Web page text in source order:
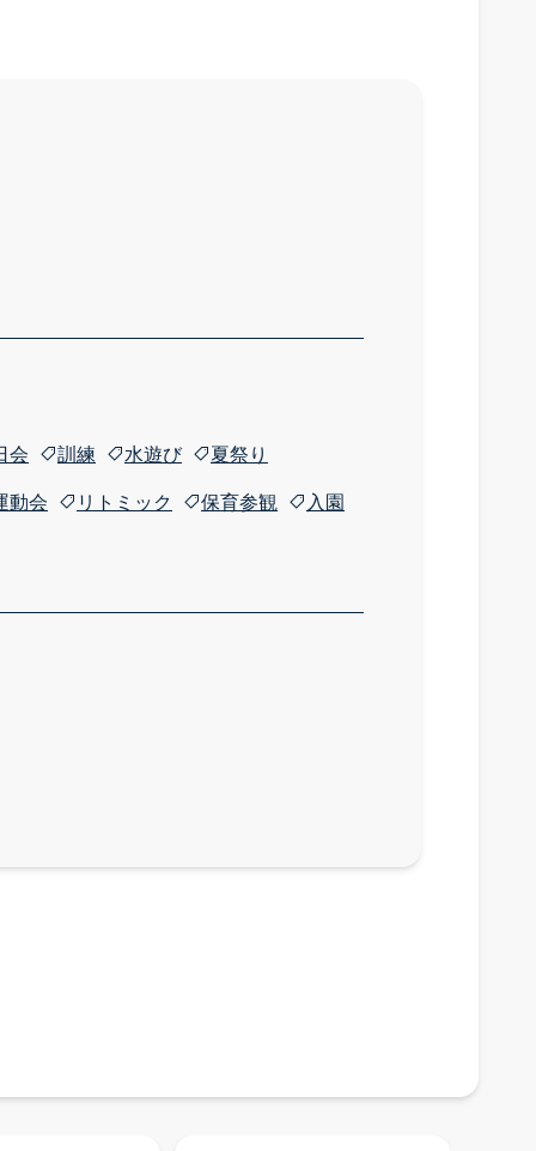
会 訓練 水遊び
夏祭り
動会
リトミック 保育参観 入園